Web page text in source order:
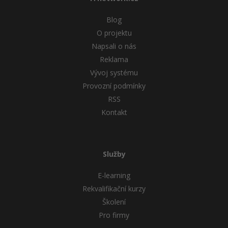
Kybernetická bezpečnost
Elektronický podpis
Blog
O projektu
Napsali o nás
Reklama
Vývoj systému
Provozní podmínky
RSS
Kontakt
Služby
E-learning
Rekvalifikační kurzy
Školení
Pro firmy